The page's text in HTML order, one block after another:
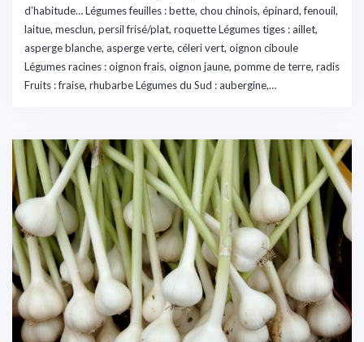
d’habitude… Légumes feuilles : bette, chou chinois, épinard, fenouil,
laitue, mesclun, persil frisé/plat, roquette Légumes tiges : aillet,
asperge blanche, asperge verte, céleri vert, oignon ciboule
Légumes racines : oignon frais, oignon jaune, pomme de terre, radis
Fruits : fraise, rhubarbe Légumes du Sud : aubergine,…